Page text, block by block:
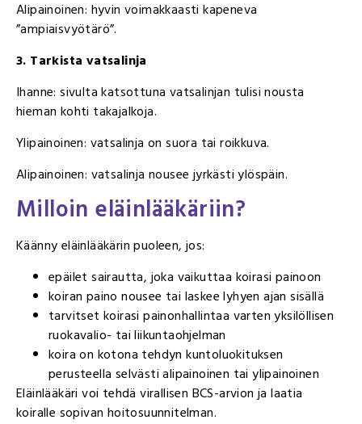
Alipainoinen: hyvin voimakkaasti kapeneva
”ampiaisvyötärö”.
3. Tarkista vatsalinja
Ihanne: sivulta katsottuna vatsalinjan tulisi nousta
hieman kohti takajalkoja.
Ylipainoinen: vatsalinja on suora tai roikkuva.
Alipainoinen: vatsalinja nousee jyrkästi ylöspäin.
Milloin eläinlääkäriin?
Käänny eläinlääkärin puoleen, jos:
epäilet sairautta, joka vaikuttaa koirasi painoon
koiran paino nousee tai laskee lyhyen ajan sisällä
tarvitset koirasi painonhallintaa varten yksilöllisen
ruokavalio- tai liikuntaohjelman
koira on kotona tehdyn kuntoluokituksen
perusteella selvästi alipainoinen tai ylipainoinen
Eläinlääkäri voi tehdä virallisen BCS-arvion ja laatia
koiralle sopivan hoitosuunnitelman.